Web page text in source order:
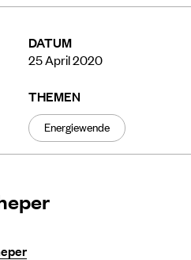
DATUM
25 April 2020
THEMEN
Energiewende